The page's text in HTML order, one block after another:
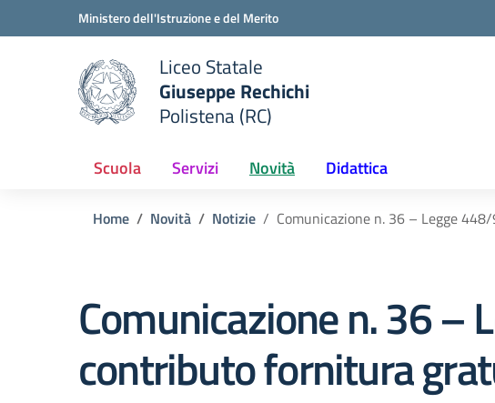
Vai ai contenuti
Vai al menu di navigazioneMinistero dell'Istruzione e del Merito
scuola
Liceo Statale
Giuseppe Rechichi
Polistena (RC)
Scuola Servizi Novità Didattica
Home Novità Notizie Comunicazione n. 36 – Legge
Comunicazione n. 36 –
contributo fornitura